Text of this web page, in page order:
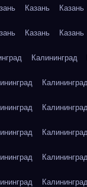
Казань Казань
Казань Казань
Калининград